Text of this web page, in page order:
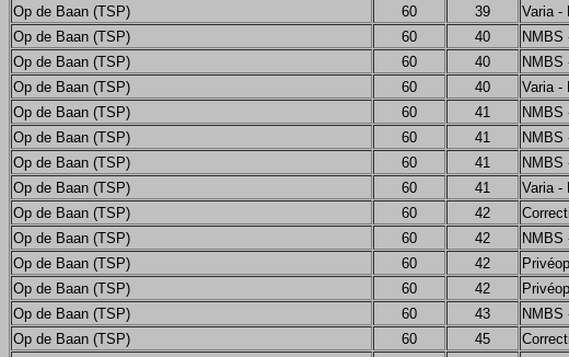
Op de Baan (TSP)
60 39 Varia -
Op de Baan (TSP)
60 40 NMBS
Op de Baan (TSP)
60 40 NMBS
Op de Baan (TSP)
60 40 Varia -
Op de Baan (TSP)
60 41 NMBS
Op de Baan (TSP)
60 41 NMBS
Op de Baan (TSP)
60 41 NMBS
Op de Baan (TSP)
60 41 Varia -
Op de Baan (TSP)
60 42
Op de Baan (TSP)
60 42 NMBS
Op de Baan (TSP)
60 42
Op de Baan (TSP)
60 42
Op de Baan (TSP)
60 43 NMBS
Op de Baan (TSP)
60 45